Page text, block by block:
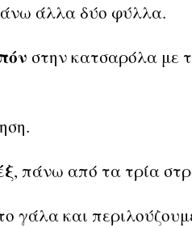
άλλα δύο φύλλα.
στην κατσαρόλα με
, πάνω από τα τρία
γάλα και